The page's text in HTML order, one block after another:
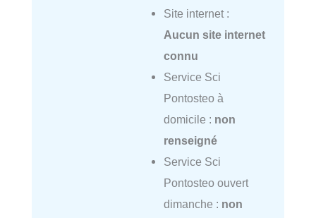
Site internet :
Aucun site internet
connu
Service Sci
Pontosteo à
domicile : non
renseigné
Service Sci
Pontosteo ouvert
dimanche : non